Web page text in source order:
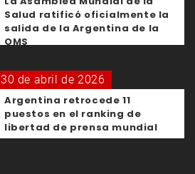
Salud ratificó oficialmente la
salida de la Argentina de la
OMS
30 de abril de 2026
Argentina retrocede 11
puestos en el ranking de
libertad de prensa mundial